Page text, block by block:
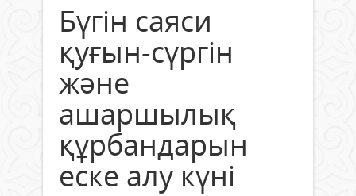
Бүгін саяси
қуғын-сүргін
және
ашаршылық
құрбандарын
еске алу күні